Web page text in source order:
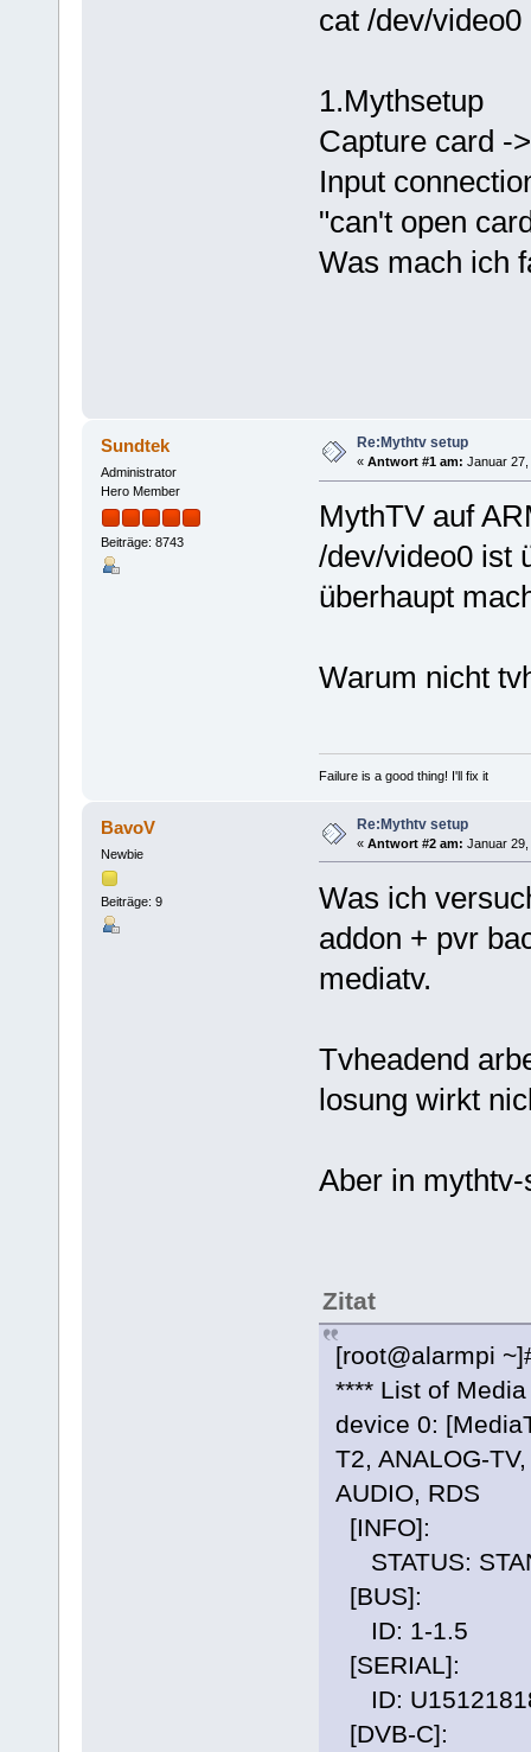
cat /dev/
1.Mythsetup
Capture card -
Input
"can't open
Was mach ich
Sundtek
Administrator
Hero Member
Beiträge: 8743
Re:Mythtv setup
« Antwort #1 am: Januar
MythTV auf
/dev/video0 ist
überhaupt
Warum nicht
Failure is a good thing! I'll fix it
BavoV
Newbie
Beiträge: 9
Re:Mythtv setup
« Antwort #2 am: Januar 29,
Was ich
addon + pvr
mediatv.
Tvheadend
losung wirkt
Aber in
Zitat
[root@alarmpi
**** List of
device 0:
T2, ANALOG-
AUDIO, RDS
[INFO]:
STATUS:
[BUS]:
ID: 1-1.5
[SERIAL]:
ID:
[DVB-C]: